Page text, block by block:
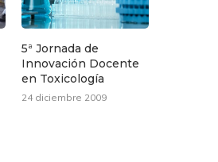
5ª Jornada de
Innovación Docente
en Toxicología
24 diciembre 2009